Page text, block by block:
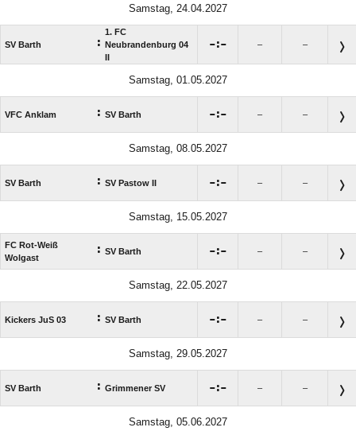
Samstag, 24.04.2027
SV Barth :
1. FC
Neubrandenburg 04
II
: – –
Samstag, 01.05.2027
VFC Anklam : SV Barth : – –
Samstag, 08.05.2027
SV Barth : SV Pastow II : – –
Samstag, 15.05.2027
FC Rot-Weiß
Wolgast
: SV Barth : – –
Samstag, 22.05.2027
Kickers JuS 03 : SV Barth : – –
Samstag, 29.05.2027
SV Barth : Grimmener SV : – –
Samstag, 05.06.2027